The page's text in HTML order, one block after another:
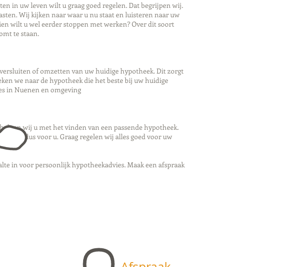
in uw leven wilt u graag goed regelen. Dat begrijpen wij.
Wij kijken naar waar u nu staat en luisteren naar uw
wilt u wel eerder stoppen met werken? Over dit soort
te staan.
of omzetten van uw huidige hypotheek. Dit zorgt
we naar de hypotheek die het beste bij uw huidige
in Nuenen en omgeving
wij u met het vinden van een passende hypotheek.
dus voor u. Graag regelen wij alles goed voor uw
in voor persoonlijk hypotheekadvies. Maak een afspraak